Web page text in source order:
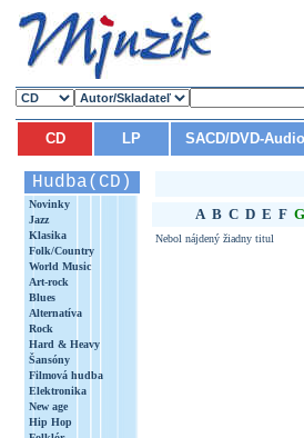
CD LP SACD/DVD-Audio
Hudba(CD)
Novinky
Jazz
Klasika
Folk/Country
World Music
Art-rock
Blues
Alternatíva
Rock
Hard & Heavy
Šansóny
Filmová hudba
Elektronika
New age
Hip Hop
A B C D E F G
Nebol nájdený žiadny titul